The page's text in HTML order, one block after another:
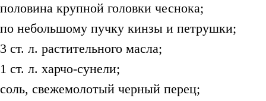
половина крупной головки чеснока;
по небольшому пучку кинзы и петрушки;
3 ст. л. растительного масла;
1 ст. л. харчо-сунели;
соль, свежемолотый черный перец;